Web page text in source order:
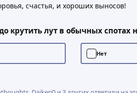
счастья, и хороших выносов!
крутить лут в обычных спотах
Нет